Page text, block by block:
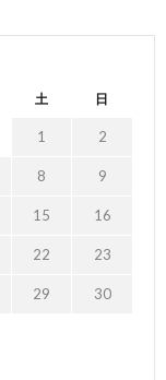
土 日
1 2
8 9
15 16
22 23
29 30